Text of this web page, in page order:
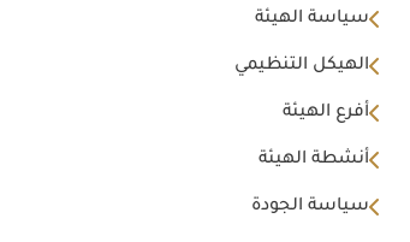
سياسة الهيئة
الهيكل التنظيمي
أفرع الهيئة
أنشطة الهيئة
سياسة الجودة